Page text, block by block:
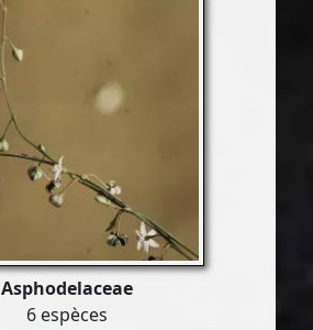
Asphodelaceae
6 espèces